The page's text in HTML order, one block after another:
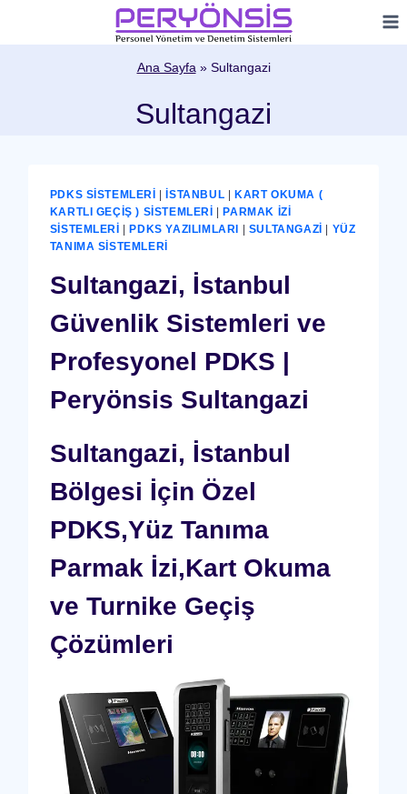
Ana Sayfa» Sultangazi
Sultangazi
PDKS SISTEMLERI |İSTANBUL |KART OKUMA (
KARTLI GEÇIŞ ) SISTEMLERI |PARMAK İZI
SISTEMLERI |PDKS YAZILIMLARI | SULTANGAZI | YÜZ
TANIMA SISTEMLERI
Sultangazi, İstanbul
Güvenlik Sistemleri ve
Profesyonel PDKS |
Peryönsis Sultangazi
Sultangazi, İstanbul
Bölgesi İçin Özel
PDKS,Yüz Tanıma
Parmak İzi,Kart Okuma
ve Turnike Geçiş
Çözümleri